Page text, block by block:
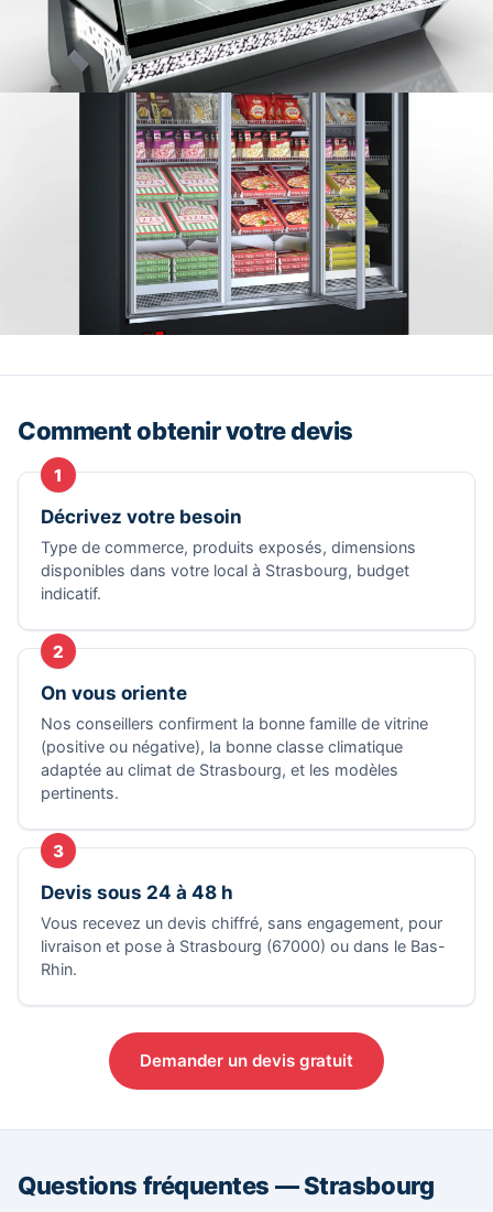
Comment obtenir votre devis
1
Décrivez votre besoin
Type de commerce, produits exposés, dimensions
disponibles dans votre local à Strasbourg, budget
indicatif.
2
On vous oriente
Nos conseillers confirment la bonne famille de vitrine
(positive ou négative), la bonne classe climatique
adaptée au climat de Strasbourg, et les modèles
pertinents.
3
Devis sous 24 à 48 h
Vous recevez un devis chiffré, sans engagement, pour
livraison et pose à Strasbourg (67000) ou dans le Bas-
Rhin.
Demander un devis gratuit
Questions fréquentes — Strasbourg